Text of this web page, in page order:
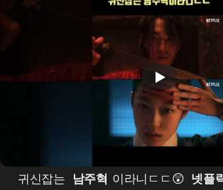
귀신잡는 남주혁 이라니ㄷㄷ😲 넷플